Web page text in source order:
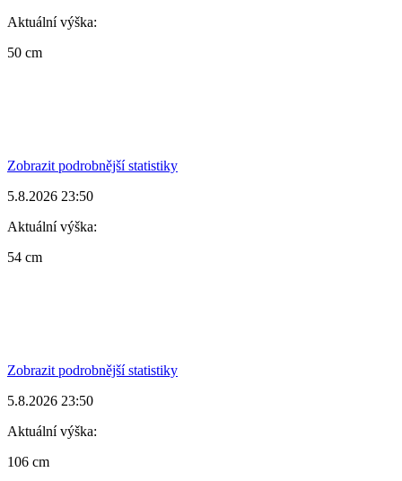
Aktuální výška:
50 cm
Zobrazit podrobnější statistiky
5.8.2026 23:50
Aktuální výška:
54 cm
Zobrazit podrobnější statistiky
5.8.2026 23:50
Aktuální výška:
106 cm